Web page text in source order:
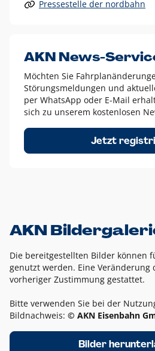
Alle anderen Logo-Varianten
Diese Ausnahmen sind zum Beispiel:
dem AKN Blau,
weißes Logo auf
schwarzes Logo für reine
Um das Logo herum muss ein
Höhe bzw. Breite des N aus AKN in
Pressestelle der nordbahn
AKN News-
Möchten Sie
Störungsmeldungen und
per WhatsApp oder E-Mail
sich zu unserem kostenlosen
Jetzt
AKN
Die bereitgestellten Bilder können
genutzt werden. Eine
vorheriger Zustimmung gestattet.
Bitte verwenden Sie bei der
Bildnachweis: © AKN Eisenbahn
Bilder